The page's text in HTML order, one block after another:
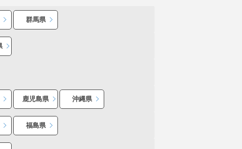
群馬県
鹿児島県 沖縄県
福島県